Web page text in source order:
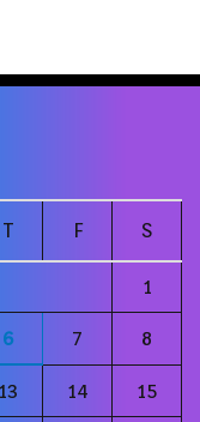
T F S
1
6 7 8
13 14 15